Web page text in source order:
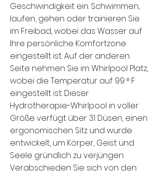
Geschwindigkeit ein. Schwimmen,
laufen, gehen oder trainieren Sie
im Freibad, wobei das Wasser auf
Ihre persönliche Komfortzone
eingestellt ist. Auf der anderen
Seite nehmen Sie im Whirlpool Platz,
wobei die Temperatur auf 99 ° F
eingestellt ist. Dieser
Hydrotherapie-Whirlpool in voller
Größe verfügt über 31 Düsen, einen
ergonomischen Sitz und wurde
entwickelt, um Körper, Geist und
Seele gründlich zu verjüngen.
Verabschieden Sie sich von den